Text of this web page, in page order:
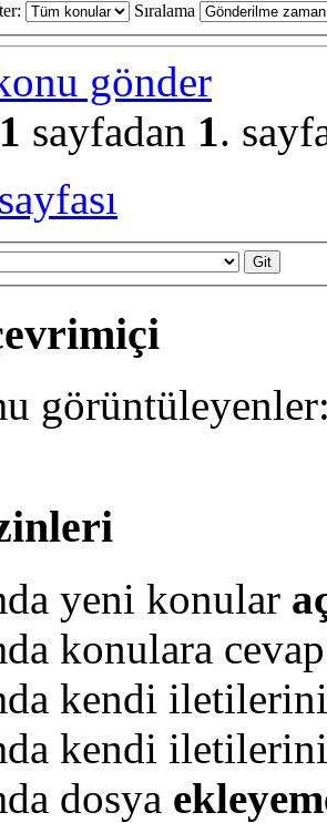
Sıralama
gönder
1 sayfadan 1.
yeni konular
konulara
kendi
kendi
dosya